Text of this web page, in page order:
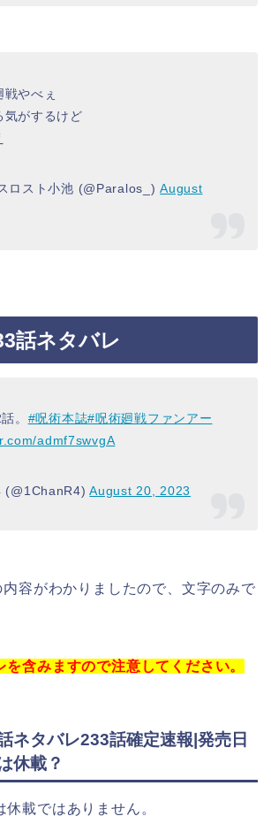
やべぇ
気がするけど
ロスト小池 (@Paralos_)August
話ネタバレ
。 #呪術本誌#呪術廻戦ファンアー
admf7swvgA
(@1ChanR4)August 20, 2023
容がわかりましたので、文字のみで
を含みますので注意してください。
ネタバレ233話確定速報|発売日
休載？
載ではありません。